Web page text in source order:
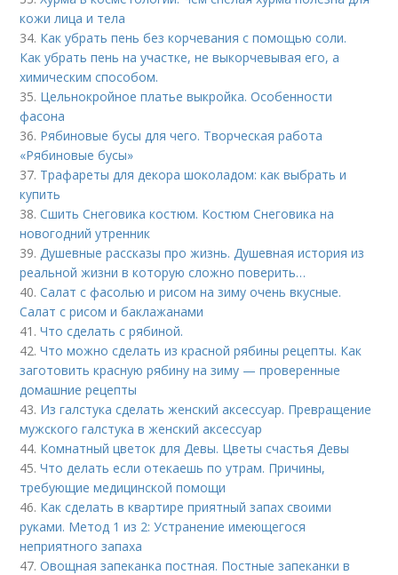
кожи лица и тела
34. Как убрать пень без корчевания с помощью соли.
Как убрать пень на участке, не выкорчевывая его, а
химическим способом.
35. Цельнокройное платье выкройка. Особенности
фасона
36. Рябиновые бусы для чего. Творческая работа
«Рябиновые бусы»
37. Трафареты для декора шоколадом: как выбрать и
купить
38.Сшить Снеговика костюм. Костюм Снеговика на
новогодний утренник
39.Душевные рассказы про жизнь. Душевная история из
реальной жизни в которую сложно поверить…
40.Салат с фасолью и рисом на зиму очень вкусные.
Салат с рисом и баклажанами
41.Что сделать с рябиной.
42.Что можно сделать из красной рябины рецепты. Как
заготовить красную рябину на зиму — проверенные
домашние рецепты
43. Из галстука сделать женский аксессуар. Превращение
мужского галстука в женский аксессуар
44. Комнатный цветок для Девы. Цветы счастья Девы
45.Что делать если отекаешь по утрам. Причины,
требующие медицинской помощи
46. Как сделать в квартире приятный запах своими
руками. Метод 1 из 2: Устранение имеющегося
неприятного запаха
47.Овощная запеканка постная. Постные запеканки в